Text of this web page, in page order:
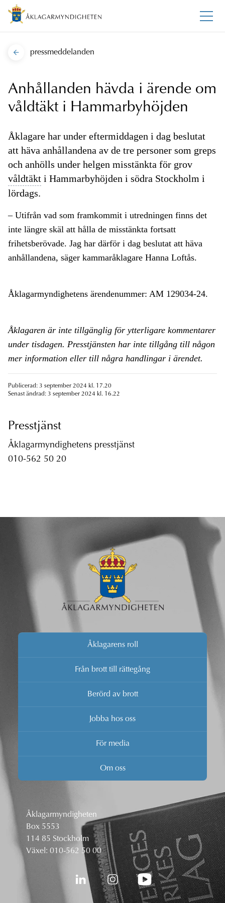
pressmeddelanden
Anhållanden hävda i ärende om
våldtäkt i Hammarbyhöjden
Åklagare har under eftermiddagen i dag beslutat
att häva anhållandena av de tre personer som greps
och anhölls under helgen misstänkta för grov
våldtäkt i Hammarbyhöjden i södra Stockholm i
lördags.
– Utifrån vad som framkommit i utredningen finns det
inte längre skäl att hålla de misstänkta fortsatt
frihetsberövade. Jag har därför i dag beslutat att häva
anhållandena, säger kammaråklagare Hanna Loftås.
Åklagarmyndighetens ärendenummer: AM 129034-24.
Åklagaren är inte tillgänglig för ytterligare kommentarer
under tisdagen. Presstjänsten har inte tillgång till någon
mer information eller till några handlingar i ärendet.
Publicerad: 3 september 2024 kl. 17.20
Senast ändrad: 3 september 2024 kl. 16.22
Presstjänst
Åklagarmyndighetens presstjänst
010-562 50 20
Åklagarens roll
Från brott till rättegång
Berörd av brott
Jobba hos oss
För media
Om oss
Åklagarmyndigheten
Box 5553
114 85 Stockholm
Växel: 010-562 50 00